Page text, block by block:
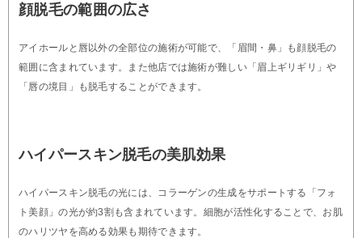
顔脱毛の範囲の広さ
アイホールと唇以外の全部位の施術が可能で、「眉間・鼻」も顔脱毛の
範囲に含まれています。また他店では施術が難しい「眉上ギリギリ」や
「唇の境目」も脱毛することができます。
ハイパースキン脱毛の美肌効果
ハイパースキン脱毛の光には、コラーゲンの生成をサポートする「フォ
ト美顔」の光が約3割も含まれています。細胞が活性化することで、お肌
のハリツヤを高める効果も期待できます。